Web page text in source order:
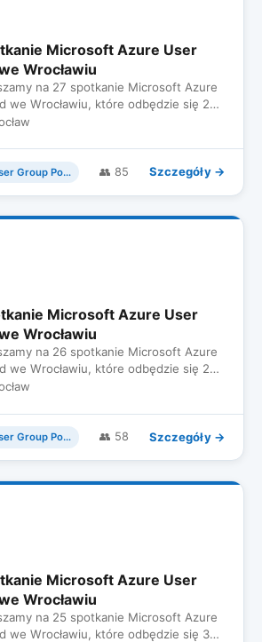
Microsoft Azure User
Wrocławiu
na 27 spotkanie Microsoft Azure
we Wrocławiu, które odbędzie się 29
Microsoft Azure User Group Poland 👥 85 Szczegóły →
Microsoft Azure User
Wrocławiu
na 26 spotkanie Microsoft Azure
we Wrocławiu, które odbędzie się 27
Microsoft Azure User Group Poland 👥 58 Szczegóły →
Microsoft Azure User
Wrocławiu
na 25 spotkanie Microsoft Azure
we Wrocławiu, które odbędzie się 30